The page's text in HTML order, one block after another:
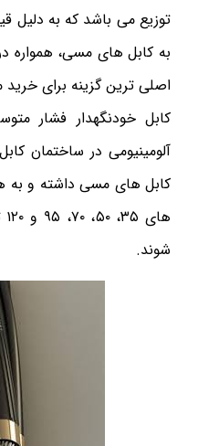
توزیع می باشد که به
به کابل های مسی، همواره
اصلی ترین گزینه برای
کابل خودنگهدار فشار
آلومینیومی در ساختمان
کابل های مسی داشته و به
شوند.